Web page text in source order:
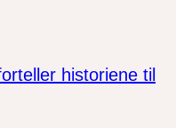
historiene til